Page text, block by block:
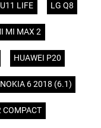
LIFE LG Q8
MI MAX 2
HUAWEI P20
NOKIA 6 2018 (6.1)
COMPACT